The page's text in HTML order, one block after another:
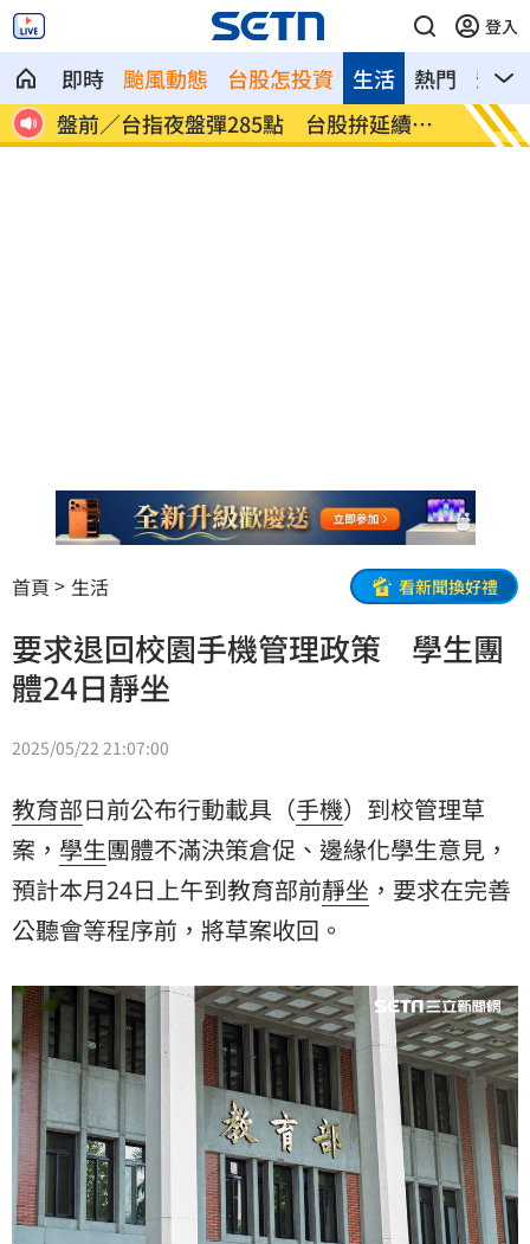
登入
即時 颱風動態 台股怎投資 熱門 影音
生活
送
盤前／台指夜盤彈285點 台股拚延續反
彈
美股
點
首頁 生活 看新聞換好禮
要求退回校園手機管理政策 學生團
體24日靜坐
2025/05/22 21:07:00
教育部日前公布行動載具（手機）到校管理草
案 ， 學生團體不滿決策倉促、邊緣化學生意見，
預計本月24日上午到教育部前靜坐 ，要求在完善
公聽會等程序前，將草案收回。